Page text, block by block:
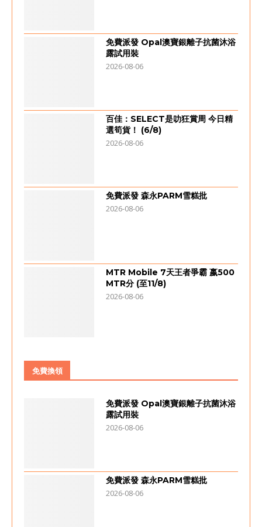
免費派發 Opal澳寶銀離子抗菌沐浴
露試用裝
2026-08-06
百佳：SELECT是叻狂賞周 今日精
選筍貨！ (6/8)
2026-08-06
免費派發 森永PARM雪糕批
2026-08-06
MTR Mobile 7天王者爭霸 嬴500
MTR分 (至11/8)
2026-08-06
免費換領
免費派發 Opal澳寶銀離子抗菌沐浴
露試用裝
2026-08-06
免費派發 森永PARM雪糕批
2026-08-06